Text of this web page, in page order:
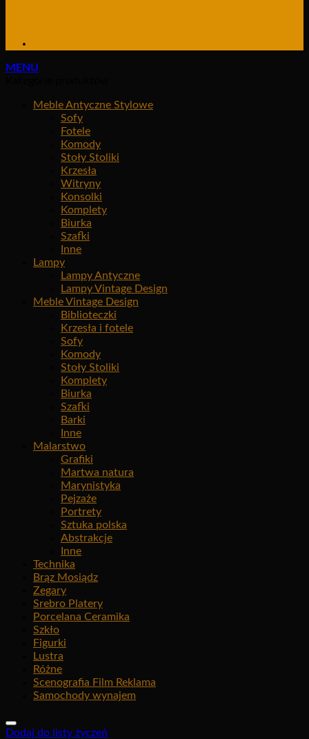
MENU
Meble Antyczne Stylowe
Sofy
Fotele
Komody
Stoły Stoliki
Krzesła
Witryny
Konsolki
Komplety
Biurka
Szafki
Inne
Lampy
Lampy Antyczne
Lampy Vintage Design
Meble Vintage Design
Biblioteczki
Krzesła i fotele
Sofy
Komody
Stoły Stoliki
Komplety
Biurka
Szafki
Barki
Inne
Malarstwo
Grafiki
Martwa natura
Marynistyka
Pejzaże
Portrety
Sztuka polska
Abstrakcje
Inne
Technika
Brąz Mosiądz
Zegary
Srebro Platery
Porcelana Ceramika
Szkło
Figurki
Lustra
Różne
Scenografia Film Reklama
Samochody wynajem
Dodaj do listy życzeń